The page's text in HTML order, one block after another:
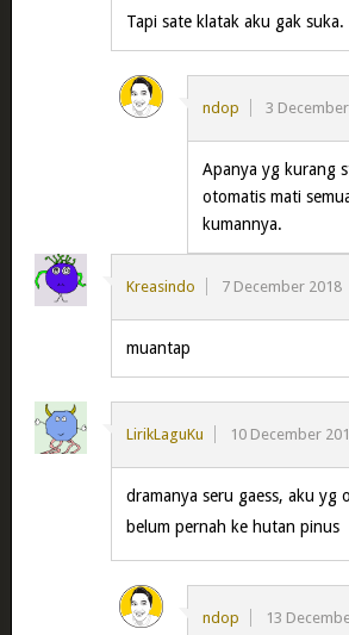
Tapi sate klatak aku gak
ndop 3
Apanya yg kurang
otomatis mati
kumannya.
Kreasindo 7 December 2018
muantap
LirikLaguKu 10 December
dramanya seru gaess, aku yg
belum pernah ke hutan pinus
ndop 13